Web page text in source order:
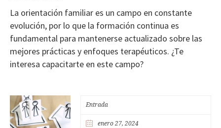
La orientación familiar es un campo en constante
evolución, por lo que la formación continua es
fundamental para mantenerse actualizado sobre las
mejores prácticas y enfoques terapéuticos. ¿Te
interesa capacitarte en este campo?
Entrada
enero 27, 2024